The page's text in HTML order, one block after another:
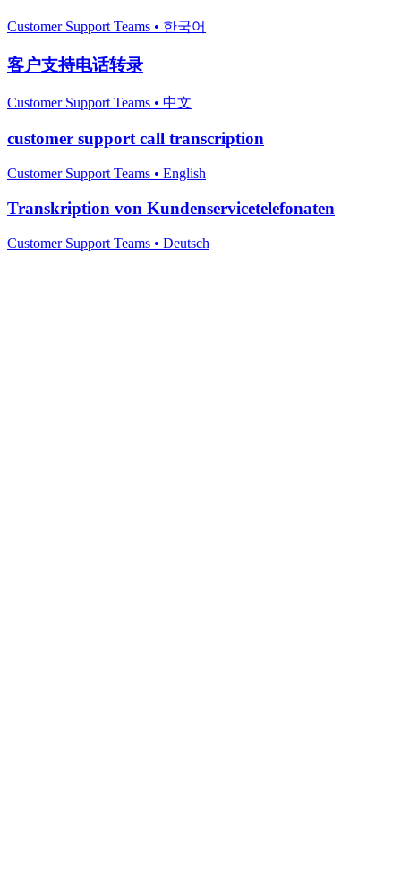
Customer Support Teams • 한국어
客户支持电话转录
Customer Support Teams • 中文
customer support call transcription
Customer Support Teams • English
Transkription von Kundenservicetelefonaten
Customer Support Teams • Deutsch